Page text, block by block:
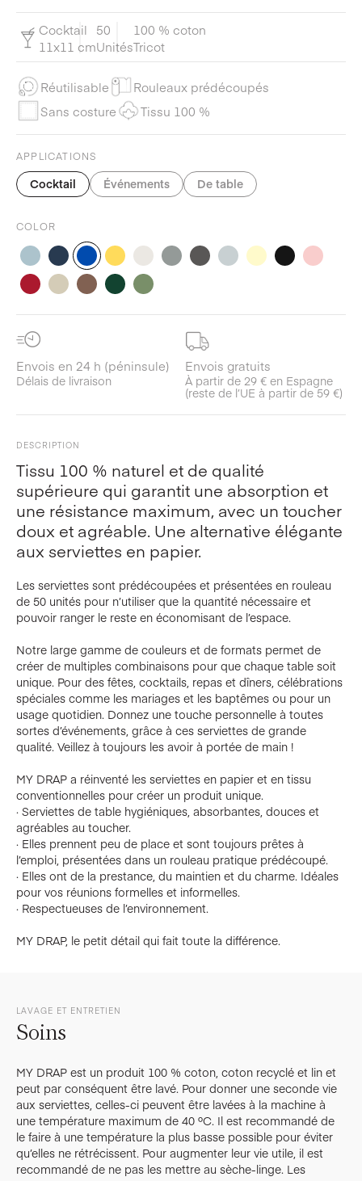
Cocktail
11x11 cm
50
Unités
100 % coton
Tricot
Réutilisable
Rouleaux prédécoupés
Sans costure
Tissu 100 %
COLOR
APPLICATIONS
Cocktail Événements De table
Envois en 24 h (péninsule)
Délais de livraison
Envois gratuits
À partir de 29 € en Espagne
(reste de l’UE à partir de 59 €)
DESCRIPTION
Tissu 100 % naturel et de qualité
supérieure qui garantit une absorption et
une résistance maximum, avec un toucher
doux et agréable. Une alternative élégante
aux serviettes en papier.
Les serviettes sont prédécoupées et présentées en rouleau
de 50 unités pour n’utiliser que la quantité nécessaire et
pouvoir ranger le reste en économisant de l’espace.
Notre large gamme de couleurs et de formats permet de
créer de multiples combinaisons pour que chaque table soit
unique. Pour des fêtes, cocktails, repas et dîners, célébrations
spéciales comme les mariages et les baptêmes ou pour un
usage quotidien. Donnez une touche personnelle à toutes
sortes d’événements, grâce à ces serviettes de grande
qualité. Veillez à toujours les avoir à portée de main !
MY DRAP a réinventé les serviettes en papier et en tissu
conventionnelles pour créer un produit unique.
· Serviettes de table hygiéniques, absorbantes, douces et
agréables au toucher.
· Elles prennent peu de place et sont toujours prêtes à
l’emploi, présentées dans un rouleau pratique prédécoupé.
· Elles ont de la prestance, du maintien et du charme. Idéales
pour vos réunions formelles et informelles.
· Respectueuses de l’environnement.
MY DRAP, le petit détail qui fait toute la différence.
LAVAGE ET ENTRETIEN
Soins
MY DRAP est un produit 100 % coton, coton recyclé et lin et
peut par conséquent être lavé. Pour donner une seconde vie
aux serviettes, celles-ci peuvent être lavées à la machine à
une température maximum de 40 ºC. Il est recommandé de
le faire à une température la plus basse possible pour éviter
qu’elles ne rétrécissent. Pour augmenter leur vie utile, il est
recommandé de ne pas les mettre au sèche-linge. Les